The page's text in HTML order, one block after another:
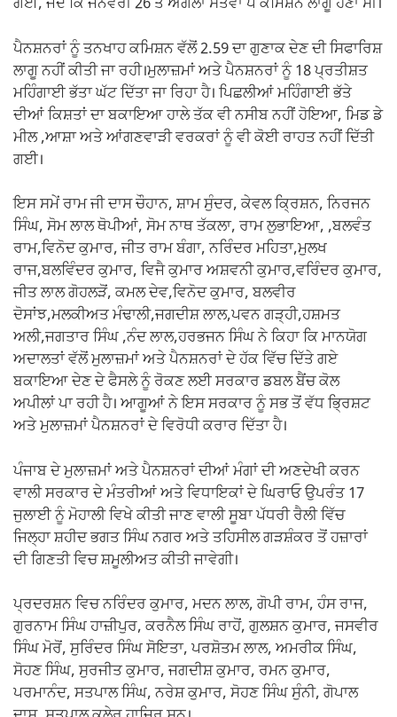
ਗਈ, ਜਦੋਂ ਕਿ ਜਨਵਰੀ 26 ਤੋਂ ਅਗਲਾ ਸੱਤਵਾਂ ਪੇ ਕਮਿਸ਼ਨ ਲਾਗੂ ਹੋਣਾ ਸੀ।
ਪੈਨਸ਼ਨਰਾਂ ਨੂੰ ਤਨਖਾਹ ਕਮਿਸ਼ਨ ਵੱਲੋਂ 2.59 ਦਾ ਗੁਣਾਕ ਦੇਣ ਦੀ ਸਿਫਾਰਿਸ਼
ਲਾਗੂ ਨਹੀਂ ਕੀਤੀ ਜਾ ਰਹੀ।ਮੁਲਾਜ਼ਮਾਂ ਅਤੇ ਪੈਨਸ਼ਨਰਾਂ ਨੂੰ 18 ਪ੍ਰਤੀਸ਼ਤ
ਮਹਿੰਗਾਈ ਭੱਤਾ ਘੱਟ ਦਿੱਤਾ ਜਾ ਰਿਹਾ ਹੈ। ਪਿਛਲੀਆਂ ਮਹਿੰਗਾਈ ਭੱਤੇ
ਦੀਆਂ ਕਿਸ਼ਤਾਂ ਦਾ ਬਕਾਇਆ ਹਾਲੇ ਤੱਕ ਵੀ ਨਸੀਬ ਨਹੀਂ ਹੋਇਆ, ਮਿਡ ਡੇ
ਮੀਲ ,ਆਸ਼ਾ ਅਤੇ ਆਂਗਣਵਾੜੀ ਵਰਕਰਾਂ ਨੂੰ ਵੀ ਕੋਈ ਰਾਹਤ ਨਹੀਂ ਦਿੱਤੀ
ਗਈ।
ਇਸ ਸਮੇਂ ਰਾਮ ਜੀ ਦਾਸ ਚੌਹਾਨ, ਸ਼ਾਮ ਸੁੰਦਰ, ਕੇਵਲ ਕ੍ਰਿਸ਼ਨ, ਨਿਰਜਨ
ਸਿੰਘ, ਸੋਮ ਲਾਲ ਥੋਪੀਆਂ, ਸੋਮ ਨਾਥ ਤੱਕਲਾ, ਰਾਮ ਲੁਭਾਇਆ, ,ਬਲਵੰਤ
ਰਾਮ,ਵਿਨੋਦ ਕੁਮਾਰ, ਜੀਤ ਰਾਮ ਬੰਗਾ, ਨਰਿੰਦਰ ਮਹਿਤਾ,ਮੁਲਖ
ਰਾਜ,ਬਲਵਿੰਦਰ ਕੁਮਾਰ, ਵਿਜੈ ਕੁਮਾਰ ਅਸ਼ਵਨੀ ਕੁਮਾਰ,ਵਰਿੰਦਰ ਕੁਮਾਰ,
ਜੀਤ ਲਾਲ ਗੋਹਲੜੋਂ, ਕਮਲ ਦੇਵ,ਵਿਨੋਦ ਕੁਮਾਰ, ਬਲਵੀਰ
ਦੋਸਾਂਝ,ਮਲਕੀਅਤ ਮੰਢਾਲੀ,ਜਗਦੀਸ਼ ਲਾਲ,ਪਵਨ ਗੜ੍ਹੀ,ਹਸ਼ਮਤ
ਅਲੀ,ਜਗਤਾਰ ਸਿੰਘ ,ਨੰਦ ਲਾਲ,ਹਰਭਜਨ ਸਿੰਘ ਨੇ ਕਿਹਾ ਕਿ ਮਾਨਯੋਗ
ਅਦਾਲਤਾਂ ਵੱਲੋਂ ਮੁਲਾਜ਼ਮਾਂ ਅਤੇ ਪੈਨਸ਼ਨਰਾਂ ਦੇ ਹੱਕ ਵਿੱਚ ਦਿੱਤੇ ਗਏ
ਬਕਾਇਆ ਦੇਣ ਦੇ ਫੈਸਲੇ ਨੂੰ ਰੋਕਣ ਲਈ ਸਰਕਾਰ ਡਬਲ ਬੈਂਚ ਕੋਲ
ਅਪੀਲਾਂ ਪਾ ਰਹੀ ਹੈ। ਆਗੂਆਂ ਨੇ ਇਸ ਸਰਕਾਰ ਨੂੰ ਸਭ ਤੋਂ ਵੱਧ ਭ੍ਰਿਸ਼ਟ
ਅਤੇ ਮੁਲਾਜ਼ਮਾਂ ਪੈਨਸ਼ਨਰਾਂ ਦੇ ਵਿਰੋਧੀ ਕਰਾਰ ਦਿੱਤਾ ਹੈ।
ਪੰਜਾਬ ਦੇ ਮੁਲਾਜ਼ਮਾਂ ਅਤੇ ਪੈਨਸ਼ਨਰਾਂ ਦੀਆਂ ਮੰਗਾਂ ਦੀ ਅਣਦੇਖੀ ਕਰਨ
ਵਾਲੀ ਸਰਕਾਰ ਦੇ ਮੰਤਰੀਆਂ ਅਤੇ ਵਿਧਾਇਕਾਂ ਦੇ ਘਿਰਾਓ ਉਪਰੰਤ 17
ਜੁਲਾਈ ਨੂੰ ਮੋਹਾਲੀ ਵਿਖੇ ਕੀਤੀ ਜਾਣ ਵਾਲੀ ਸੂਬਾ ਪੱਧਰੀ ਰੈਲੀ ਵਿੱਚ
ਜਿਲ੍ਹਾ ਸ਼ਹੀਦ ਭਗਤ ਸਿੰਘ ਨਗਰ ਅਤੇ ਤਹਿਸੀਲ ਗੜਸ਼ੰਕਰ ਤੋਂ ਹਜ਼ਾਰਾਂ
ਦੀ ਗਿਣਤੀ ਵਿਚ ਸ਼ਮੂਲੀਅਤ ਕੀਤੀ ਜਾਵੇਗੀ।
ਪ੍ਰਦਰਸ਼ਨ ਵਿਚ ਨਰਿੰਦਰ ਕੁਮਾਰ, ਮਦਨ ਲਾਲ, ਗੋਪੀ ਰਾਮ, ਹੰਸ ਰਾਜ,
ਗੁਰਨਾਮ ਸਿੰਘ ਹਾਜ਼ੀਪੁਰ, ਕਰਨੈਲ ਸਿੰਘ ਰਾਹੋਂ, ਗੁਲਸ਼ਨ ਕੁਮਾਰ, ਜਸਵੀਰ
ਸਿੰਘ ਮੋਰੋਂ, ਸੁਰਿੰਦਰ ਸਿੰਘ ਸੋਇਤਾ, ਪਰਸ਼ੋਤਮ ਲਾਲ, ਅਮਰੀਕ ਸਿੰਘ,
ਸੋਹਣ ਸਿੰਘ, ਸੁਰਜੀਤ ਕੁਮਾਰ, ਜਗਦੀਸ਼ ਕੁਮਾਰ, ਰਮਨ ਕੁਮਾਰ,
ਪਰਮਾਨੰਦ, ਸਤਪਾਲ ਸਿੰਘ, ਨਰੇਸ਼ ਕੁਮਾਰ, ਸੋਹਣ ਸਿੰਘ ਸੁੰਨੀ, ਗੋਪਾਲ